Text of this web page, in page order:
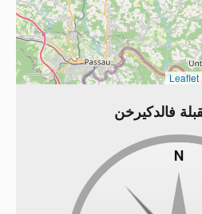
Leaflet
فالدكيرخن